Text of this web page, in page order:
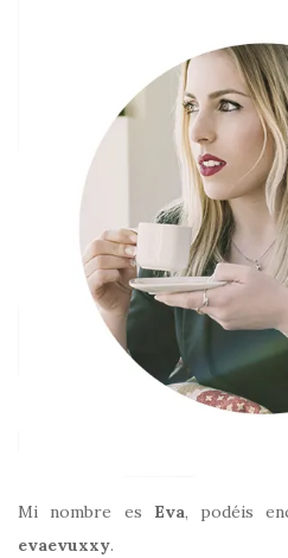
Mi nombre es Eva, podéis
evaevuxxy.